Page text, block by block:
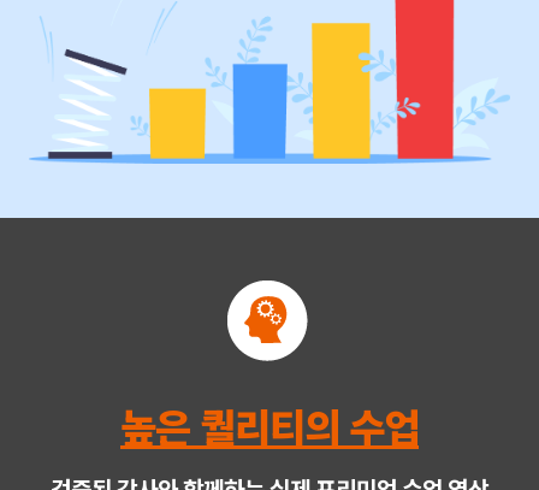
높은 퀄리티의 수업